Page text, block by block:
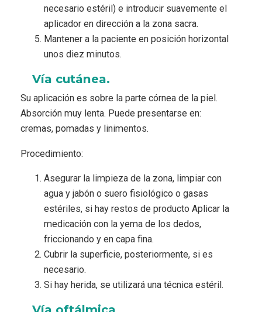
necesario estéril) e introducir suavemente el
aplicador en dirección a la zona sacra.
Mantener a la paciente en posición horizontal
unos diez minutos.
Vía cutánea.
Su aplicación es sobre la parte córnea de la piel.
Absorción muy lenta. Puede presentarse en:
cremas, pomadas y linimentos.
Procedimiento:
Asegurar la limpieza de la zona, limpiar con
agua y jabón o suero fisiológico o gasas
estériles, si hay restos de producto Aplicar la
medicación con la yema de los dedos,
friccionando y en capa fina.
Cubrir la superficie, posteriormente, si es
necesario.
Si hay herida, se utilizará una técnica estéril.